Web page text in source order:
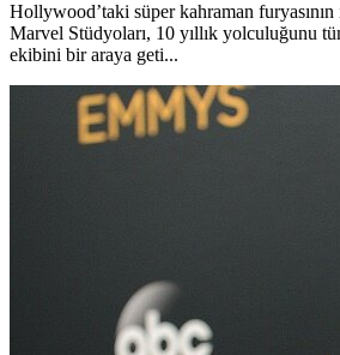
Hollywood’taki süper kahraman
Marvel Stüdyoları, 10 yıllık yolculuğunu
ekibini bir araya geti...